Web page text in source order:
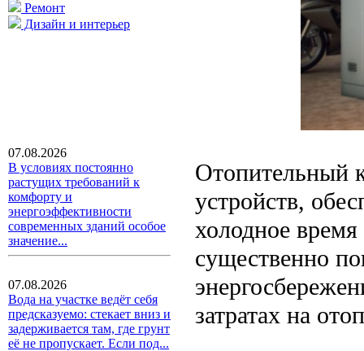
Ремонт
Дизайн и интерьер
07.08.2026
В условиях постоянно
растущих требований к
комфорту и
энергоэффективности
современных зданий особое
значение...
07.08.2026
Вода на участке ведёт себя
предсказуемо: стекает вниз и
задерживается там, где грунт
её не пропускает. Если под...
Отопительный
устройств,
холодное
существенно
затратах на